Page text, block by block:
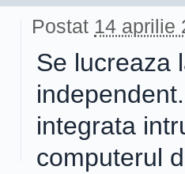
Postat 14 aprilie
Se lucreaza
integrata
computerul